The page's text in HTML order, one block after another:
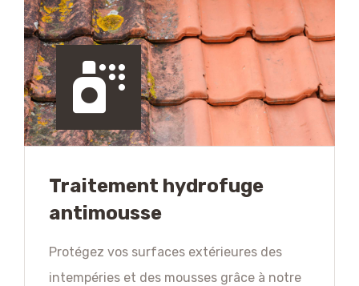
Traitement hydrofuge
antimousse
Protégez vos surfaces extérieures des
intempéries et des mousses grâce à notre